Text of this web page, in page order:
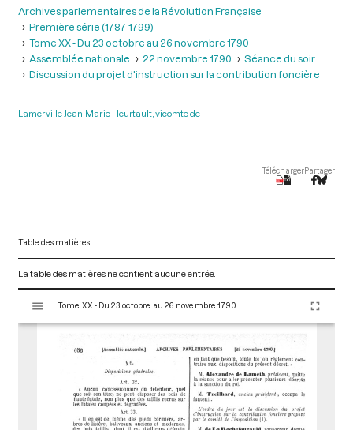
Archives parlementaires de la Révolution Française
Première série (1787-1799)
Tome XX - Du 23 octobre au 26 novembre 1790
Assemblée nationale
22 novembre 1790
Séance du soir
Discussion du projet d'instruction sur la contribution foncière
Lamerville Jean-Marie Heurtault, vicomte de
TéléchargerPartager
Table des matières
La table des matières ne contient aucune entrée.
s
Tome XX - Du 23 octobre au 26 novembre 1790